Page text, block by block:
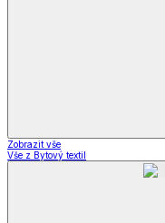
Zobrazit vše
Vše z Bytový textil